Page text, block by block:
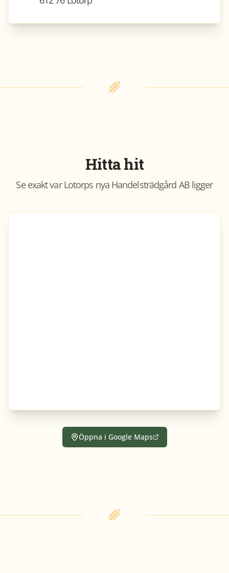
Hitta hit
Se exakt varLotorps nya Handelsträdgård ABligger
Öppna i Google Maps